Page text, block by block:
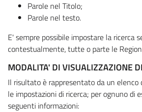
Parole nel Titolo;
Parole nel testo.
E' sempre possibile impostare la ricerca
contestualmente, tutte o parte le
MODALITA' DI VISUALIZZAZIONE
Il risultato è rappresentato da un elenco
le impostazioni di ricerca; per ognuno di
seguenti informazioni: